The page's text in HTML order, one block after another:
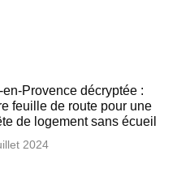
en-Provence décryptée :
feuille de route pour une
de logement sans écueil
2024